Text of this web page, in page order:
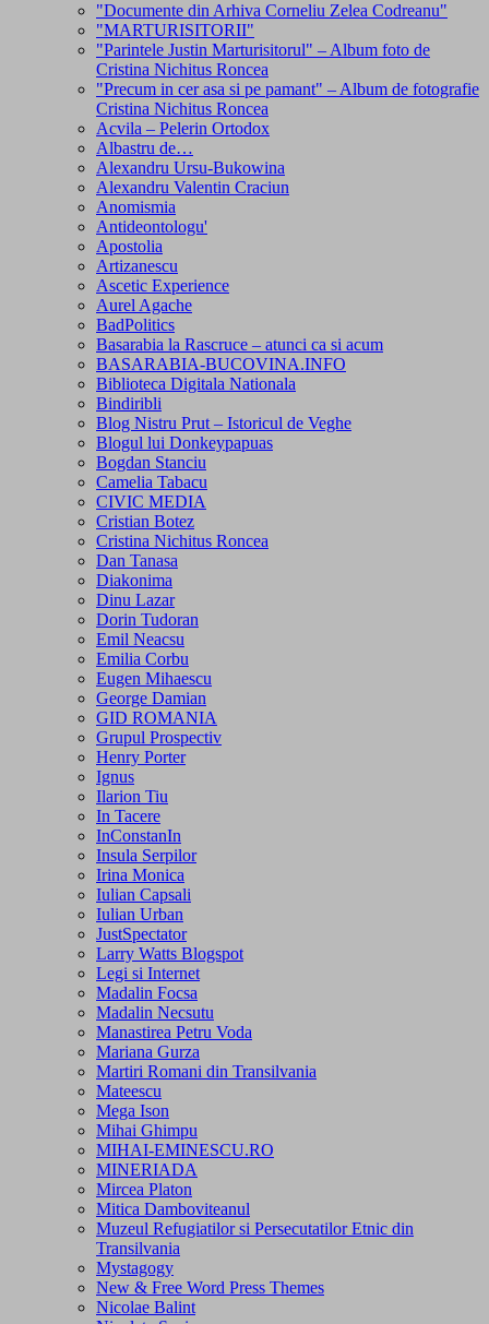
"Documente din Arhiva Corneliu Zelea Codreanu"
"MARTURISITORII"
"Parintele Justin Marturisitorul" – Album foto de
Cristina Nichitus Roncea
"Precum in cer asa si pe pamant" – Album de fotografie
Cristina Nichitus Roncea
Acvila – Pelerin Ortodox
Albastru de…
Alexandru Ursu-Bukowina
Alexandru Valentin Craciun
Anomismia
Antideontologu'
Apostolia
Artizanescu
Ascetic Experience
Aurel Agache
BadPolitics
Basarabia la Rascruce – atunci ca si acum
BASARABIA-BUCOVINA.INFO
Biblioteca Digitala Nationala
Bindiribli
Blog Nistru Prut – Istoricul de Veghe
Blogul lui Donkeypapuas
Bogdan Stanciu
Camelia Tabacu
CIVIC MEDIA
Cristian Botez
Cristina Nichitus Roncea
Dan Tanasa
Diakonima
Dinu Lazar
Dorin Tudoran
Emil Neacsu
Emilia Corbu
Eugen Mihaescu
George Damian
GID ROMANIA
Grupul Prospectiv
Henry Porter
Ignus
Ilarion Tiu
In Tacere
InConstanIn
Insula Serpilor
Irina Monica
Iulian Capsali
Iulian Urban
JustSpectator
Larry Watts Blogspot
Legi si Internet
Madalin Focsa
Madalin Necsutu
Manastirea Petru Voda
Mariana Gurza
Martiri Romani din Transilvania
Mateescu
Mega Ison
Mihai Ghimpu
MIHAI-EMINESCU.RO
MINERIADA
Mircea Platon
Mitica Damboviteanul
Muzeul Refugiatilor si Persecutatilor Etnic din
Transilvania
Mystagogy
New & Free Word Press Themes
Nicolae Balint